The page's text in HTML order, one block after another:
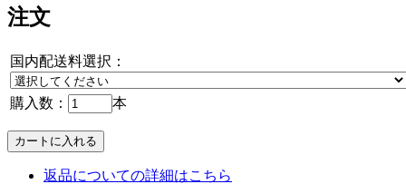
注文
国内配送料選択：
購入数： 本
返品についての詳細はこちら